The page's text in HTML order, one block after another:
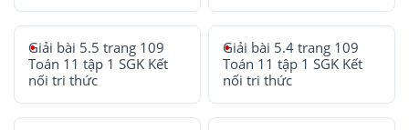
Giải bài 5.5 trang 109
Toán 11 tập 1 SGK Kết
nối tri thức
Giải bài 5.4 trang 109
Toán 11 tập 1 SGK Kết
nối tri thức